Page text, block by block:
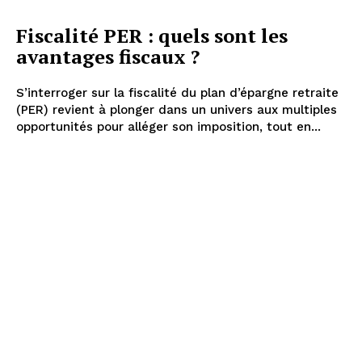
Fiscalité PER : quels sont les
avantages fiscaux ?
S’interroger sur la fiscalité du plan d’épargne retraite
(PER) revient à plonger dans un univers aux multiples
opportunités pour alléger son imposition, tout en...